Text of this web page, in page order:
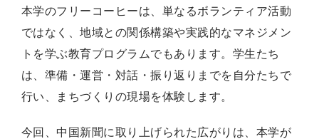
本学のフリーコーヒーは、単なるボランティア活動
ではなく、地域との関係構築や実践的なマネジメン
トを学ぶ教育プログラムでもあります。学生たち
は、準備・運営・対話・振り返りまでを自分たちで
行い、まちづくりの現場を体験します。
今回、中国新聞に取り上げられた広がりは、本学が